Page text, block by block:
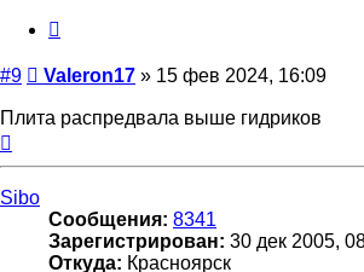
#9 Сообщение
Valeron17 » 15 фев 2024, 16:09
Плита распредвала выше гидриков
Sibo
Сообщения: 8341
Зарегистрирован: 30 дек 2005,
Откуда: Красноярск